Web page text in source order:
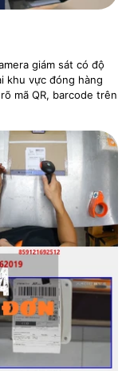
giám sát có độ
khu vực đóng hàng
mã QR, barcode trên